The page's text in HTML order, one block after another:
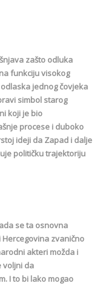
zašto odluka
funkciju visokog
jednog čovjeka
simbol starog
koji je bio
procese i duboko
ideji da Zapad i dalje
političku trajektoriju
se ta osnovna
zvanično
akteri možda i
voljni da
I to bi lako mogao